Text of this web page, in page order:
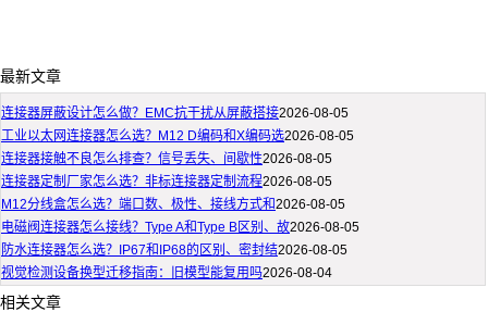
最新文章
连接器屏蔽设计怎么做？EMC抗干扰从屏蔽搭接2026-08-05
工业以太网连接器怎么选？M12 D编码和X编码选2026-08-05
连接器接触不良怎么排查？信号丢失、间歇性2026-08-05
连接器定制厂家怎么选？非标连接器定制流程2026-08-05
M12分线盒怎么选？端口数、极性、接线方式和2026-08-05
电磁阀连接器怎么接线？Type A和Type B区别、故2026-08-05
防水连接器怎么选？IP67和IP68的区别、密封结2026-08-05
视觉检测设备换型迁移指南：旧模型能复用吗2026-08-04
相关文章